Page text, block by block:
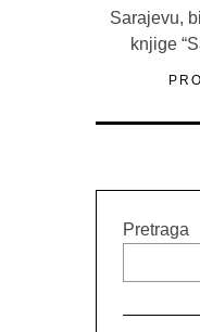
Sarajevu,
knjige
Pretraga